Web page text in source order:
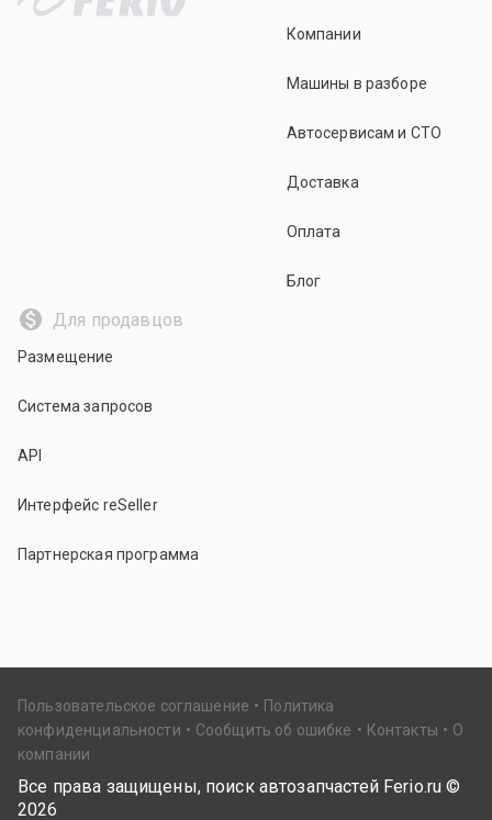
Компании
Машины в разборе
Автосервисам и СТО
Доставка
Оплата
Блог
Для продавцов
Размещение
Система запросов
API
Интерфейс reSeller
Партнерская программа
Пользовательское соглашение
Политика
конфиденциальности
Сообщить об ошибке Контакты
О
компании
Все права защищены, поиск автозапчастей Ferio.ru ©
2026